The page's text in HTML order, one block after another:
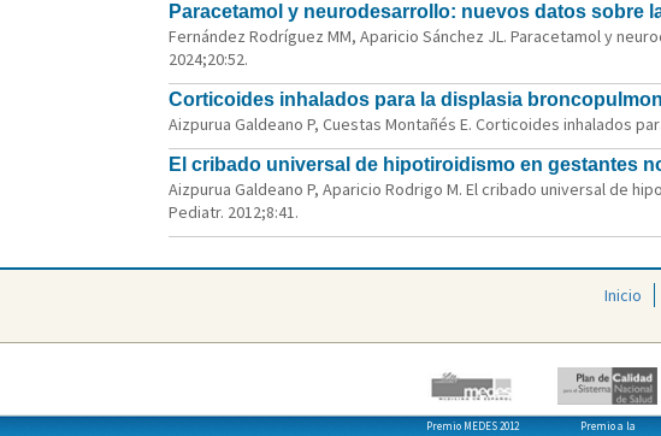
Paracetamol y neurodesarrollo: nuevos datos sobre
Fernández Rodríguez MM, Aparicio Sánchez JL. Paracetamol y
2024;20:52.
Corticoides inhalados para la displasia
Aizpurua Galdeano P, Cuestas Montañés E. Corticoides inhalados
El cribado universal de hipotiroidismo en gestantes
Aizpurua Galdeano P, Aparicio Rodrigo M. El cribado universal de
Pediatr. 2012;8:41.
Inicio
Premio MEDES 2012
Premio a la